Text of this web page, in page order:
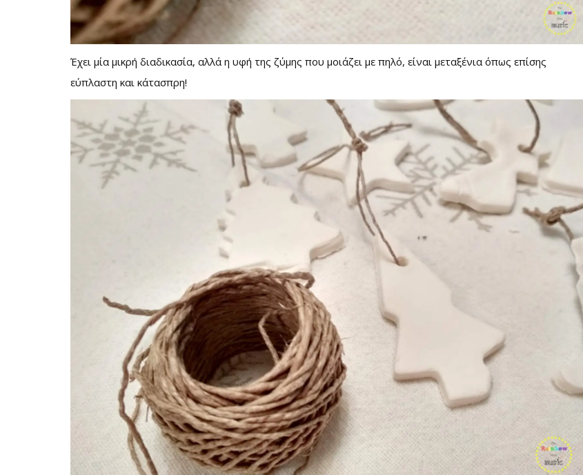
Έχει μία μικρή διαδικασία, αλλά η υφή της ζύμης που μοιάζει με πηλό, είναι μεταξένια όπως επίσης
εύπλαστη και κάτασπρη!